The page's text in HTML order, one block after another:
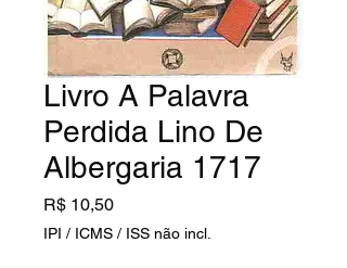
Livro A Palavra
Perdida Lino De
Albergaria 1717
R$ 10,50Preço
IPI / ICMS / ISS não incl.